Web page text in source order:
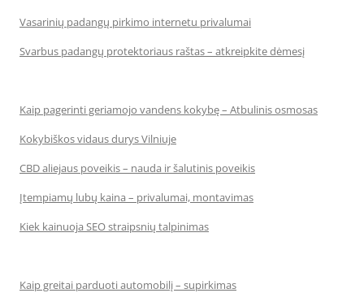
Vasarinių padangų pirkimo internetu privalumai
Svarbus padangų protektoriaus raštas – atkreipkite dėmesį
Kaip pagerinti geriamojo vandens kokybę – Atbulinis osmosas
Kokybiškos vidaus durys Vilniuje
CBD aliejaus poveikis – nauda ir šalutinis poveikis
Įtempiamų lubų kaina – privalumai, montavimas
Kiek kainuoja SEO straipsnių talpinimas
Kaip greitai parduoti automobilį – supirkimas